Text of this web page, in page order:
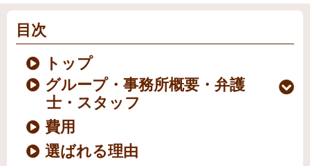
目次
トップ
グループ・事務所概要・弁護
士・スタッフ
費用
選ばれる理由